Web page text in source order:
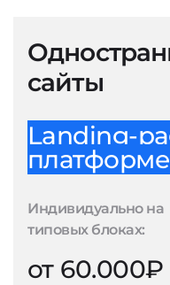
сайты
Landing-
Индивидуально на
типовых блоках:
от 60.000₽